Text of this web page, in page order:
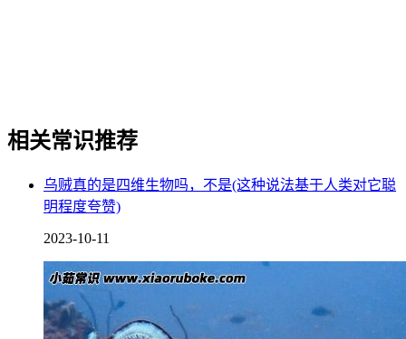
火星是人类探索宇宙的另一个重要目标，自从1965年苏联的
“火星3号”探测器成功飞越火星以来，人类就开始了对火星的
探索。2004年，美国的“机遇号”和“精神号”两个探测器成功登
陆火星，成为了第一个在火星上行驶的人造车辆。
相关常识推荐
乌贼真的是四维生物吗，不是(这种说法基于人类对它聪
明程度夸赞)
2023-10-11